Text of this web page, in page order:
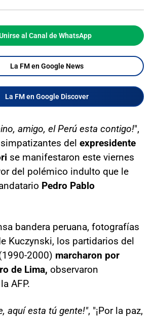
al Canal de WhatsApp
La FM en Google News
La FM en Google Discover
amigo, el Perú esta contigo!",
del expresidente
se manifestaron este viernes
del polémico indulto que le
Pedro Pablo
bandera peruana, fotografías
Kuczynski, los partidarios del
2000) marcharon por
de Lima, observaron
AFP.
aquí esta tú gente!", "¡Por la paz,